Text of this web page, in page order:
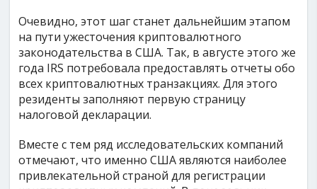
Очевидно, этот шаг станет дальнейшим этапом
на пути ужесточения криптовалютного
законодательства в США. Так, в августе этого же
года IRS потребовала предоставлять отчеты обо
всех криптовалютных транзакциях. Для этого
резиденты заполняют первую страницу
налоговой декларации.
Вместе с тем ряд исследовательских компаний
отмечают, что именно США являются наиболее
привлекательной страной для регистрации